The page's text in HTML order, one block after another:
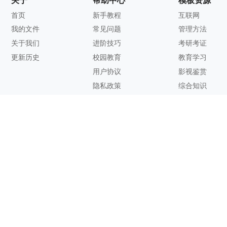
首页
我的文件
关于我们
更新历史
新手教程
常见问题
进阶技巧
校园教育
用户协议
隐私政策
互联网
管理方法
考研考证
教育学习
影视鉴赏
综合知识